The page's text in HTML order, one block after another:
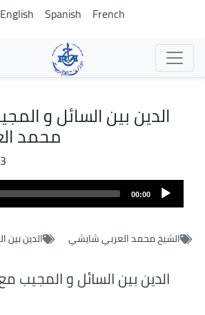
Skip
to
main
content
English Spanish French
الدين بين السائل و
محمد
00:00
الشيخ محمد العربي شايشي الدين بين
الدين بين السائل و المجيب